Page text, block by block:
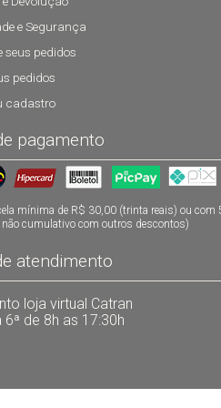
e Segurança
seus pedidos
pedidos
cadastro
pagamento
mínima de R$ 30,00 (trinta reais) ou com
não cumulativo com outros descontos)
atendimento
loja virtual Catran
6ª de 8h as 17:30h